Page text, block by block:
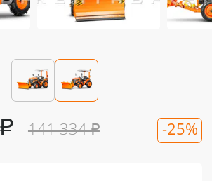
141 334₽ -25%
₽